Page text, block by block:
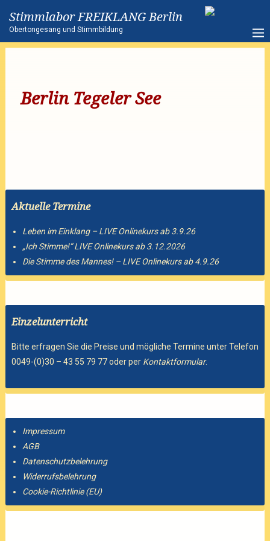
Stimmlabor FREIKLANG Berlin
Obertongesang und Stimmbildung
Berlin Tegeler See
Aktuelle Termine
Leben im Einklang – LIVE Onlinekurs ab 3.9.26
„Ich Stimme!“ LIVE Onlinekurs ab 3.12.2026
Die Stimme des Mannes! – LIVE Onlinekurs ab 4.9.26
Einzelunterricht
Bitte erfragen Sie die Preise und mögliche Termine unter Telefon
0049-(0)30 – 43 55 79 77 oder per Kontaktformular.
Impressum
AGB
Datenschutzbelehrung
Widerrufsbelehrung
Cookie-Richtlinie (EU)